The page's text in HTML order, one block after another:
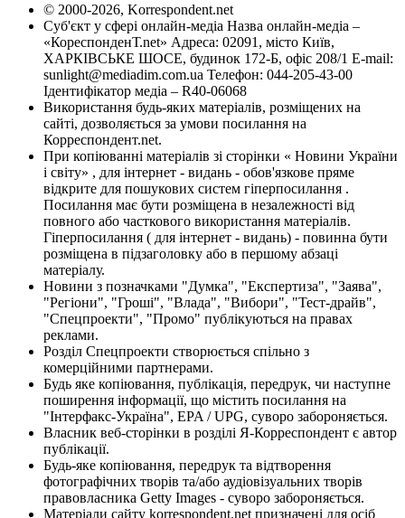
© 2000-2026, Korrespondent.net
Суб'єкт у сфері онлайн-медіа Назва онлайн-медіа –
«КореспонденТ.net» Адреса: 02091, місто Київ,
ХАРКІВСЬКЕ ШОСЕ, будинок 172-Б, офіс 208/1 E-mail:
sunlight@mediadim.com.ua Телефон: 044-205-43-00
Ідентифікатор медіа – R40-06068
Використання будь-яких матеріалів, розміщених на
сайті, дозволяється за умови посилання на
Корреспондент.net.
При копіюванні матеріалів зі сторінки « Новини України
і світу» , для інтернет - видань - обов'язкове пряме
відкрите для пошукових систем гіперпосилання .
Посилання має бути розміщена в незалежності від
повного або часткового використання матеріалів.
Гіперпосилання ( для інтернет - видань) - повинна бути
розміщена в підзаголовку або в першому абзаці
матеріалу.
Новини з позначками "Думка", "Експертиза", "Заява",
"Регіони", "Гроші", "Влада", "Вибори", "Тест-драйв",
"Спецпроекти", "Промо" публікуються на правах
реклами.
Розділ Спецпроекти створюється спільно з
комерційними партнерами.
Будь яке копіювання, публікація, передрук, чи наступне
поширення інформації, що містить посилання на
"Інтерфакс-Україна", EPA / UPG, суворо забороняється.
Власник веб-сторінки в розділі Я-Корреспондент є автор
публікації.
Будь-яке копіювання, передрук та відтворення
фотографічних творів та/або аудіовізуальних творів
правовласника Getty Images - суворо забороняється.
Матеріали сайту korrespondent.net призначені для осіб